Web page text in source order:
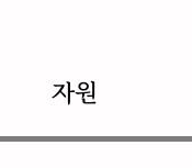
자원